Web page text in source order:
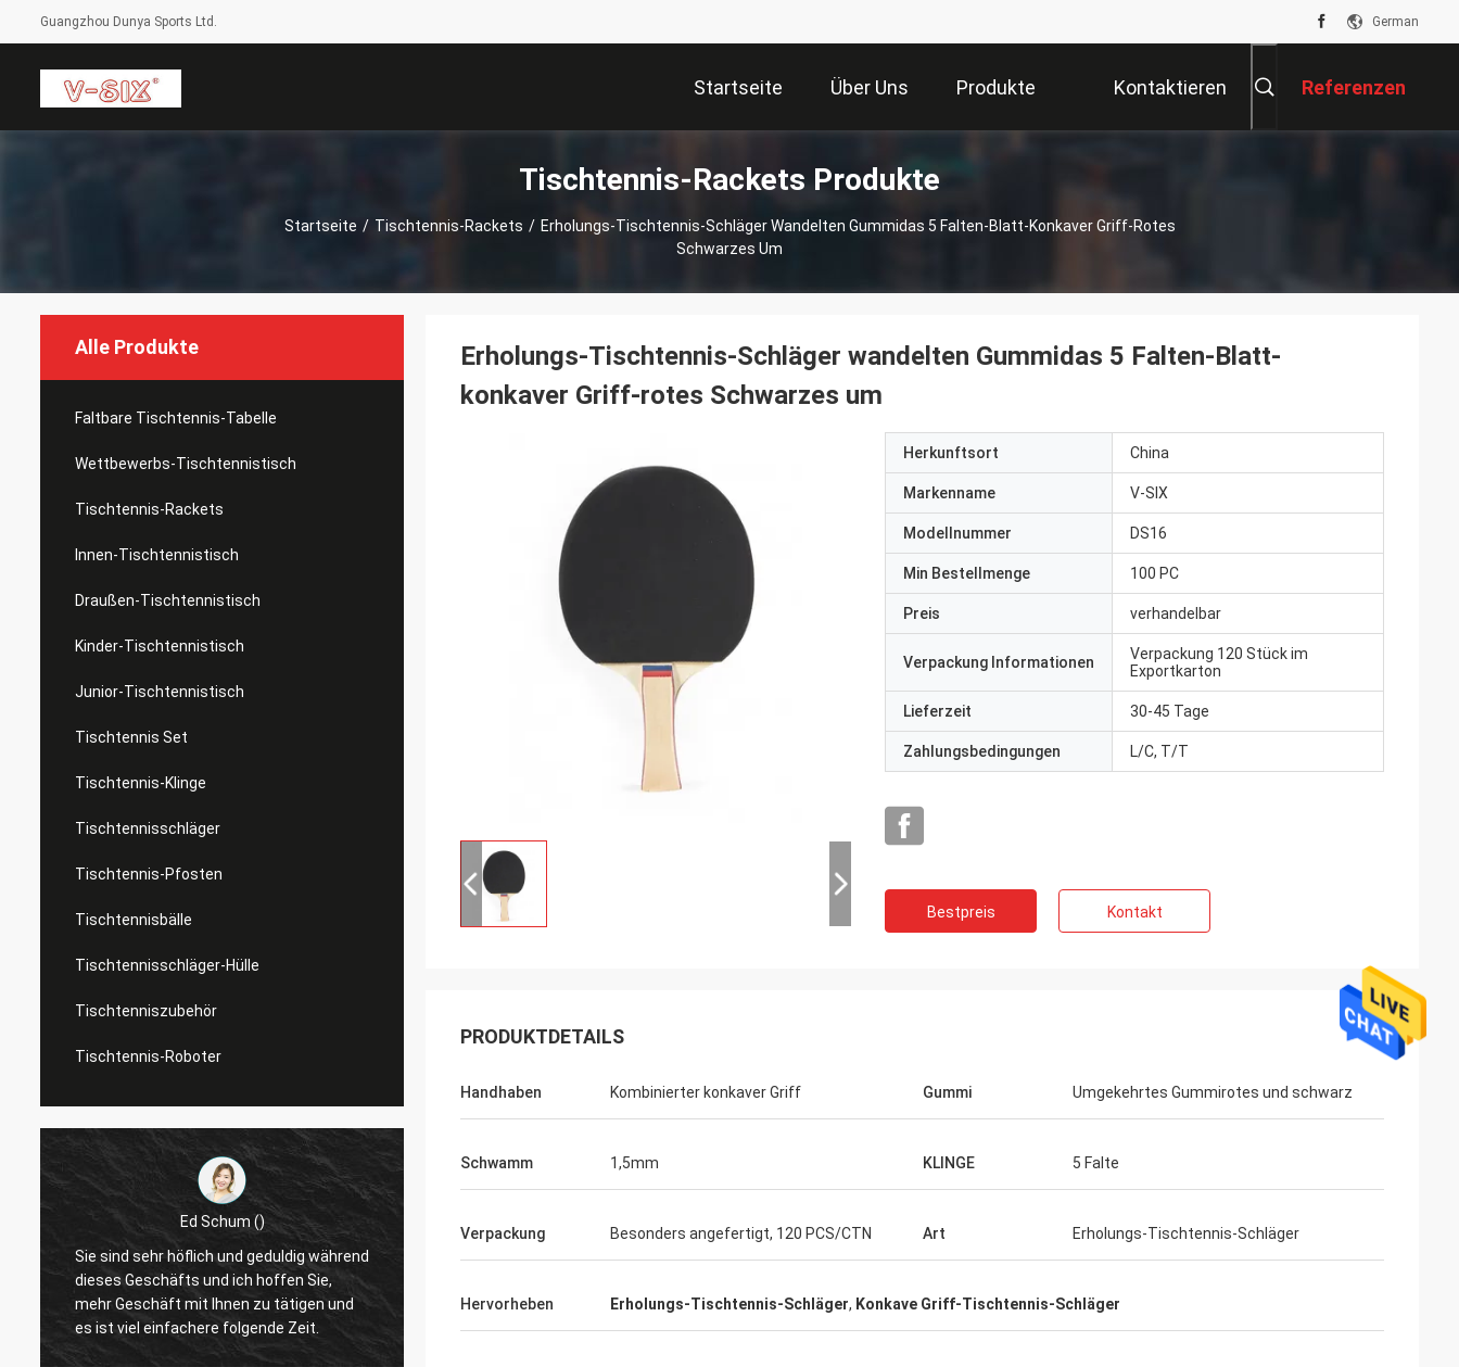
Guangzhou Dunya Sports Ltd. German
Startseite Über Uns Produkte Kontaktieren Referenzen
Tischtennis-Rackets Produkte
Startseite / Tischtennis-Rackets / Erholungs-Tischtennis-Schläger Wandelten Gummidas 5 Falten-Blatt-Konkaver Griff-Rotes
Schwarzes Um
Alle Produkte
Faltbare Tischtennis-Tabelle
Wettbewerbs-Tischtennistisch
Tischtennis-Rackets
Innen-Tischtennistisch
Draußen-Tischtennistisch
Kinder-Tischtennistisch
Junior-Tischtennistisch
Tischtennis Set
Tischtennis-Klinge
Tischtennisschläger
Tischtennis-Pfosten
Tischtennisbälle
Tischtennisschläger-Hülle
Tischtenniszubehör
Tischtennis-Roboter
Ed Schum ()
Sie sind sehr höflich und geduldig während
dieses Geschäfts und ich hoffen Sie,
mehr Geschäft mit Ihnen zu tätigen und
es ist viel einfachere folgende Zeit.
gut haben Dank für Ihren Job
Anders Dahl
Schlägern
Mohamed Saqallah
Erholungs-Tischtennis-Schläger wandelten Gummidas 5 Falten-Blatt-
konkaver Griff-rotes Schwarzes um
Herkunftsort China
Markenname V-SIX
Modellnummer DS16
Min Bestellmenge 100 PC
Preis verhandelbar
Verpackung Informationen
Verpackung 120 Stück im
Exportkarton
Lieferzeit 30-45 Tage
Zahlungsbedingungen L/C, T/T
Bestpreis Kontakt
PRODUKTDETAILS
Handhaben Kombinierter konkaver Griff Gummi Umgekehrtes Gummirotes und schwarz
Schwamm 1,5mm KLINGE 5 Falte
Verpackung Besonders angefertigt, 120 PCS/CTN Art Erholungs-Tischtennis-Schläger
Hervorheben Erholungs-Tischtennis-Schläger, Konkave Griff-Tischtennis-Schläger